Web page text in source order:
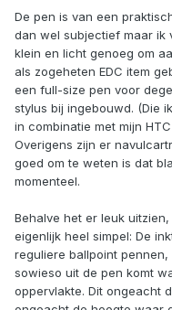
De pen is van een
dan wel subjectief maar ik
klein en licht genoeg om
als zogeheten EDC item
een full-size pen voor
stylus bij ingebouwd. (Die
in combinatie met mijn
Overigens zijn er
goed om te weten is dat
momenteel.
Behalve het er leuk
eigenlijk heel simpel: De
reguliere ballpoint
sowieso uit de pen komt
oppervlakte. Dit ongeacht